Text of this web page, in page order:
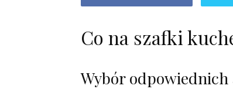
Co na szafki
Wybór